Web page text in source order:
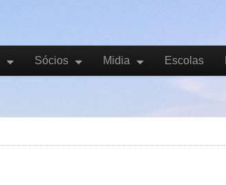
Sócios Midia Escolas